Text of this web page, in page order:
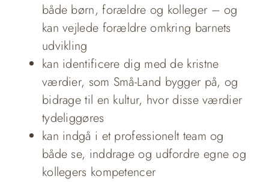
både børn, forældre og kolleger – og
kan vejlede forældre omkring barnets
udvikling
kan identificere dig med de kristne
værdier, som Små-Land bygger på, og
bidrage til en kultur, hvor disse værdier
tydeliggøres
kan indgå i et professionelt team og
både se, inddrage og udfordre egne og
kollegers kompetencer